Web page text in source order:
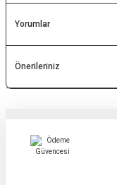
Yorumlar
Önerileriniz